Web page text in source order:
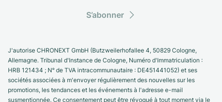
S’abonner
J'autorise CHRONEXT GmbH (Butzweilerhofallee 4, 50829 Cologne,
Allemagne. Tribunal d'Instance de Cologne, Numéro d'Immatriculation :
HRB 121434 ; N° de TVA intracommunautaire : DE451441052) et ses
sociétés associées à m'envoyer régulièrement des nouvelles sur les
promotions, les tendances et les événements à l'adresse e-mail
susmentionnée. Ce consentement peut être révoqué à tout moment via le